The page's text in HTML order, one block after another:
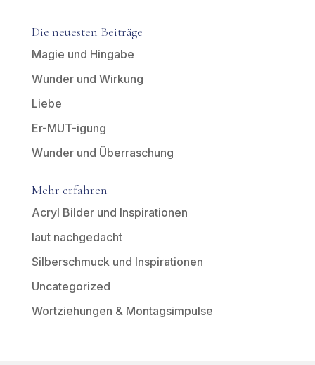
Die neuesten Beiträge
Magie und Hingabe
Wunder und Wirkung
Liebe
Er-MUT-igung
Wunder und Überraschung
Mehr erfahren
Acryl Bilder und Inspirationen
laut nachgedacht
Silberschmuck und Inspirationen
Uncategorized
Wortziehungen & Montagsimpulse